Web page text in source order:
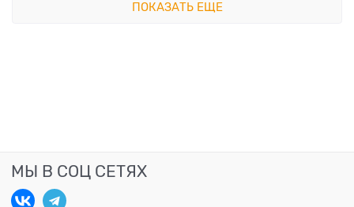
ПОКАЗАТЬ ЕЩЕ
МЫ В СОЦ СЕТЯХ